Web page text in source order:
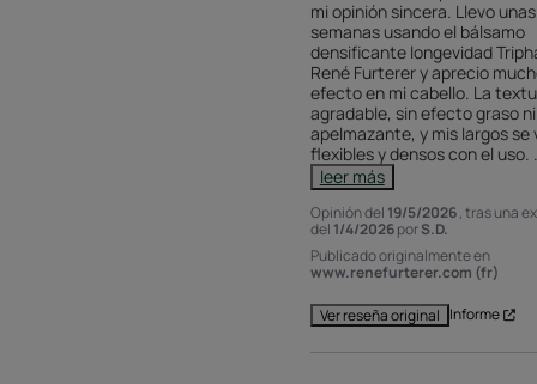
mi opinión sincera. Llevo unas
semanas usando el bálsamo
densificante longevidad
René Furterer y aprecio
efecto en mi cabello. La
agradable, sin efecto graso ni
apelmazante, y mis largos se
flexibles y densos con el uso.
leer más
Opinión del 19/5/2026, tras una
del 1/4/2026porS.D.
Publicado originalmente en
www.renefurterer.com (fr)
Ver reseña original Informe